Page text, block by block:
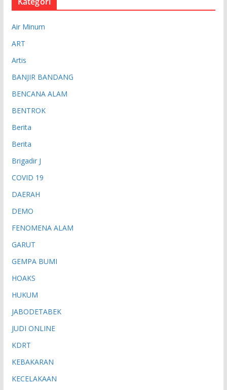
Air Minum
ART
Artis
BANJIR BANDANG
BENCANA ALAM
BENTROK
Berita
Berita
Brigadir J
COVID 19
DAERAH
DEMO
FENOMENA ALAM
GARUT
GEMPA BUMI
HOAKS
HUKUM
JABODETABEK
JUDI ONLINE
KDRT
KEBAKARAN
KECELAKAAN